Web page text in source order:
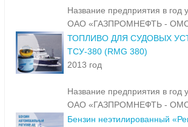
Название предприятия в год
ОАО «ГАЗПРОМНЕФТЬ -
ТОПЛИВО ДЛЯ СУДОВЫХ
ТСУ-380 (RMG 380)
2013 год
Название предприятия в год
ОАО «ГАЗПРОМНЕФТЬ -
Бензин неэтилированный